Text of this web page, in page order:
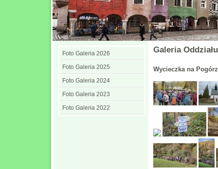
Foto Galeria 2026
Foto Galeria 2025
Foto Galeria 2024
Foto Galeria 2023
Foto Galeria 2022
Galeria
Wycieczka na